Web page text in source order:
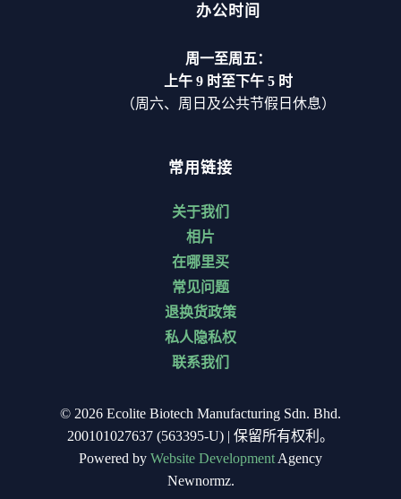
办公时间
周一至周五：
上午 9 时至下午 5 时
（周六、周日及公共节假日休息）
常用链接
关于我们
相片
在哪里买
常见问题
退换货政策
私人隐私权
联系我们
© 2026 Ecolite Biotech Manufacturing Sdn. Bhd.
200101027637 (563395-U) | 保留所有权利。
Powered by Website Development Agency
Newnormz.